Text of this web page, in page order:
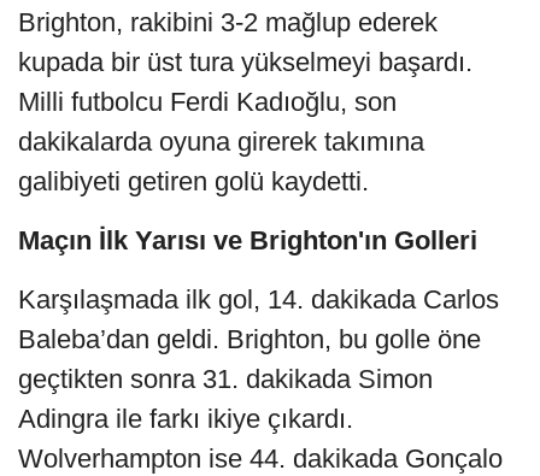
Brighton, rakibini 3-2 mağlup ederek
kupada bir üst tura yükselmeyi başardı.
Milli futbolcu Ferdi Kadıoğlu, son
dakikalarda oyuna girerek takımına
galibiyeti getiren golü kaydetti.
Maçın İlk Yarısı ve Brighton'ın Golleri
Karşılaşmada ilk gol, 14. dakikada Carlos
Baleba’dan geldi. Brighton, bu golle öne
geçtikten sonra 31. dakikada Simon
Adingra ile farkı ikiye çıkardı.
Wolverhampton ise 44. dakikada Gonçalo